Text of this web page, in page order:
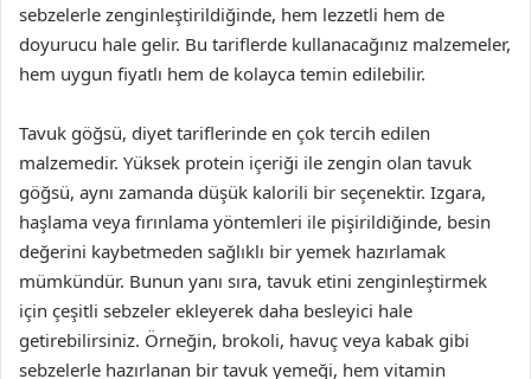
sebzelerle zenginleştirildiğinde, hem lezzetli hem de
doyurucu hale gelir. Bu tariflerde kullanacağınız malzemeler,
hem uygun fiyatlı hem de kolayca temin edilebilir.
Tavuk göğsü, diyet tariflerinde en çok tercih edilen
malzemedir. Yüksek protein içeriği ile zengin olan tavuk
göğsü, aynı zamanda düşük kalorili bir seçenektir. Izgara,
haşlama veya fırınlama yöntemleri ile pişirildiğinde, besin
değerini kaybetmeden sağlıklı bir yemek hazırlamak
mümkündür. Bunun yanı sıra, tavuk etini zenginleştirmek
için çeşitli sebzeler ekleyerek daha besleyici hale
getirebilirsiniz. Örneğin, brokoli, havuç veya kabak gibi
sebzelerle hazırlanan bir tavuk yemeği, hem vitamin